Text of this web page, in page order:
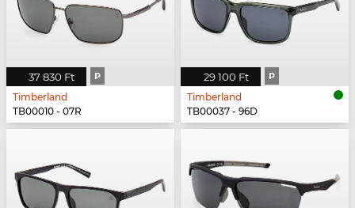
37 830 Ft P
Timberland
TB00010 - 07R
29 100 Ft P
Timberland
TB00037 - 96D